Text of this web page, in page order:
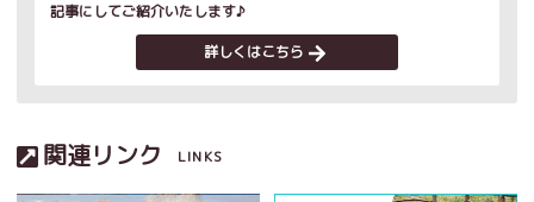
記事にしてご紹介いたします♪
詳しくはこちら
関連リンク LINKS